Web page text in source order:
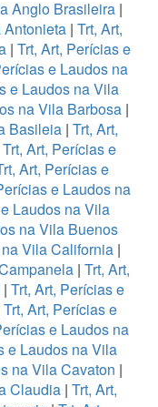
Anglo Brasileira |
Antonieta | Trt, Art,
| Trt, Art, Perícias e
e Laudos na
e Laudos na Vila
na Vila Barbosa|
Basileia | Trt, Art,
Trt, Art, Perícias e
Art, Perícias e
e Laudos na
Laudos na Vila
na Vila Buenos
Vila California |
| Trt, Art,
| Trt, Art, Perícias e
Trt, Art, Perícias e
e Laudos na
e Laudos na Vila
na Vila Cavaton |
Claudia | Trt, Art,